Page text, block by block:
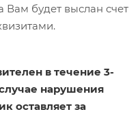
Вам будет выслан счет
в течение 3-
нарушения
оставляет за